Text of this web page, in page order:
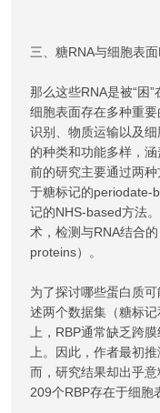
三、糖RNA与细胞表
那么这些RNA是被“困
细胞表面存在多种重
识别、物质运输以及
的种类和功能多样，
前的研究主要通过两
于糖标记的periodate-
记的NHS-based方法
术，检测与RNA结合
proteins）。
为了探讨哪些蛋白质
述两个数据集（糖标
上，RBP通常缺乏跨
上。因此，作者最初
而，研究结果却出乎
209个RBP存在于细胞